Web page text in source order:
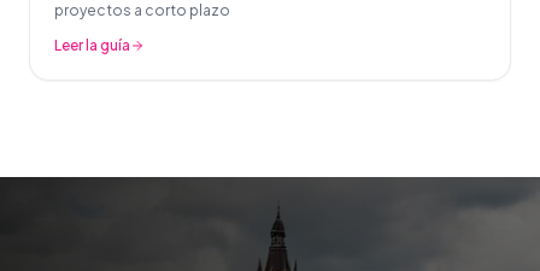
proyectos a corto plazo
Leer la guía